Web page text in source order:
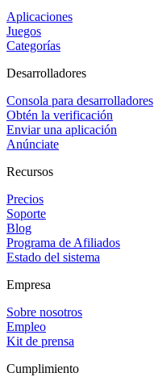
Aplicaciones
Juegos
Categorías
Desarrolladores
Consola para desarrolladores
Obtén la verificación
Enviar una aplicación
Anúnciate
Recursos
Precios
Soporte
Blog
Programa de Afiliados
Estado del sistema
Empresa
Sobre nosotros
Empleo
Kit de prensa
Cumplimiento